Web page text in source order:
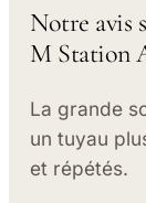
Notre avis
M Station
La grande
un tuyau
et répétés.